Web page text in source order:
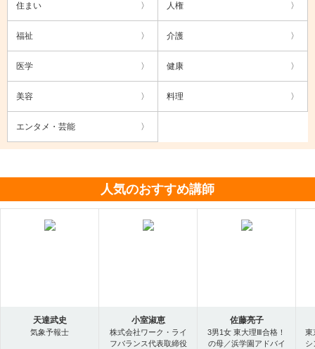
住まい 人権
福祉 介護
医学 健康
美容 料理
エンタメ・芸能
人気のおすすめ講師
天達武史
気象予報士
小室淑恵
株式会社ワーク・ライ
フバランス代表取締役
佐藤亮子
3男1女 東大理Ⅲ合格！
の母／浜学園アドバイ
東
シ